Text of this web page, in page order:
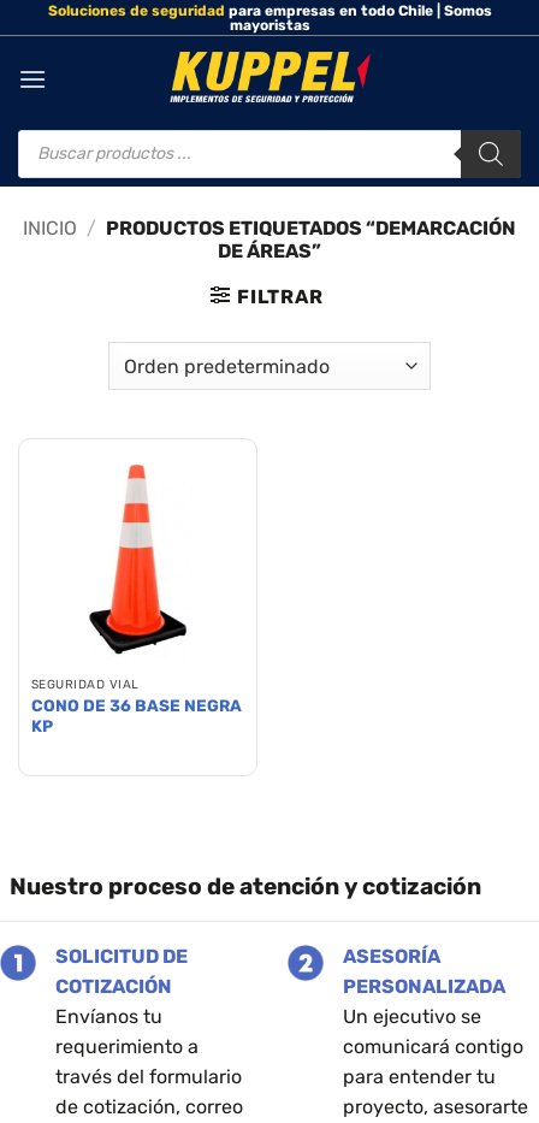
Saltar
al
contenido
Soluciones de seguridad para empresas en todo Chile | Somos
mayoristas
Búsqueda
INICIO / PRODUCTOS ETIQUETADOS “DEMARCACIÓN
DE ÁREAS”
FILTRAR
SEGURIDAD VIAL
CONO DE 36 BASE NEGRA
KP
Nuestro proceso de atención y cotización
SOLICITUD DE
COTIZACIÓN
Envíanos tu
requerimiento a
través del formulario
de cotización, correo
ASESORÍA
PERSONALIZADA
Un ejecutivo se
comunicará contigo
para entender tu
proyecto, asesorarte